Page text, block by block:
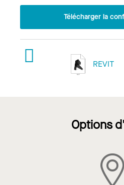
Télécharger la
REVIT
Options